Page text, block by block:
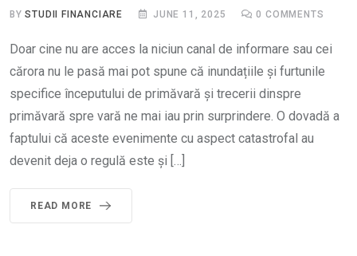
BYSTUDII FINANCIARE JUNE 11, 2025 0 COMMENTS
Doar cine nu are acces la niciun canal de informare sau cei
cărora nu le pasă mai pot spune că inundațiile și furtunile
specifice începutului de primăvară și trecerii dinspre
primăvară spre vară ne mai iau prin surprindere. O dovadă a
faptului că aceste evenimente cu aspect catastrofal au
devenit deja o regulă este și […]
READ MORE